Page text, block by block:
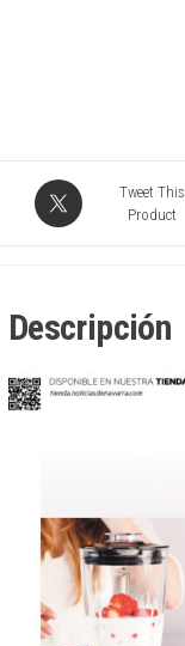
Tweet This
Product
Descripción